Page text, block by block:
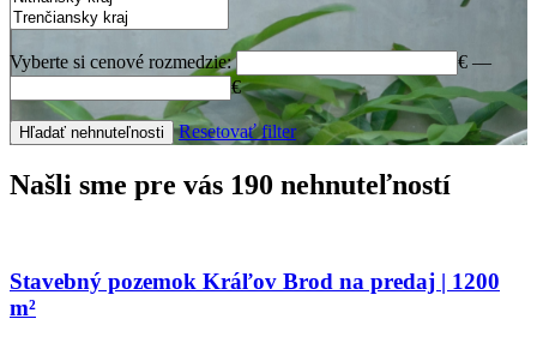
Vyberte si cenové rozmedzie: € —
€
Hľadať nehnuteľnosti Resetovať filter
Našli sme pre vás 190 nehnuteľností
Stavebný pozemok Kráľov Brod na predaj | 1200
m²